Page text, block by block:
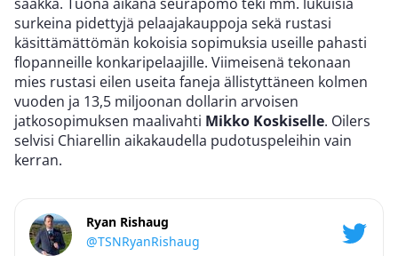
surkeina pidettyjä pelaajakauppoja sekä rustasi
käsittämättömän kokoisia sopimuksia useille pahasti
flopanneille konkaripelaajille. Viimeisenä tekonaan
mies rustasi eilen useita faneja ällistyttäneen kolmen
vuoden ja 13,5 miljoonan dollarin arvoisen
jatkosopimuksen maalivahti Mikko Koskiselle. Oilers
selvisi Chiarellin aikakaudella pudotuspeleihin vain
kerran.
Ryan Rishaug
@TSNRyanRishaug